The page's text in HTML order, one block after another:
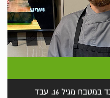
בוגר בית הספר תדמור, ועובד במטבח מגיל 16. עבד